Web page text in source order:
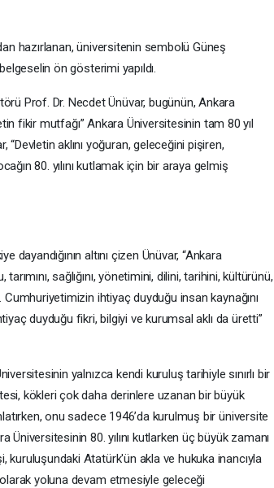
hazırlanan, üniversitenin sembolü Güneş
ön gösterimi yapıldı.
Prof. Dr. Necdet Ünüvar, bugünün, Ankara
fikir mutfağı” Ankara Üniversitesinin tam 80 yıl
aklını yoğuran, geleceğini pişiren,
80. yılını kutlamak için bir araya gelmiş
dayandığının altını çizen Ünüvar, “Ankara
sağlığını, yönetimini, dilini, tarihini, kültürünü,
ihtiyaç duyduğu insan kaynağını
duyduğu fikri, bilgiyi ve kurumsal aklı da üretti”
yalnızca kendi kuruluş tarihiyle sınırlı bir
kökleri çok daha derinlere uzanan bir büyük
onu sadece 1946’da kurulmuş bir üniversite
Üniversitesinin 80. yılını kutlarken üç büyük zamanı
kuruluşundaki Atatürk'ün akla ve hukuka inancıyla
yoluna devam etmesiyle geleceği